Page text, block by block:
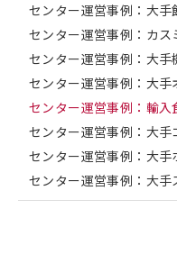
センター運営事例：大手
センター運営事例：カ
センター運営事例：大手
センター運営事例：大
センター運営事例：輸入
センター運営事例：大手
センター運営事例：大手
センター運営事例：大手